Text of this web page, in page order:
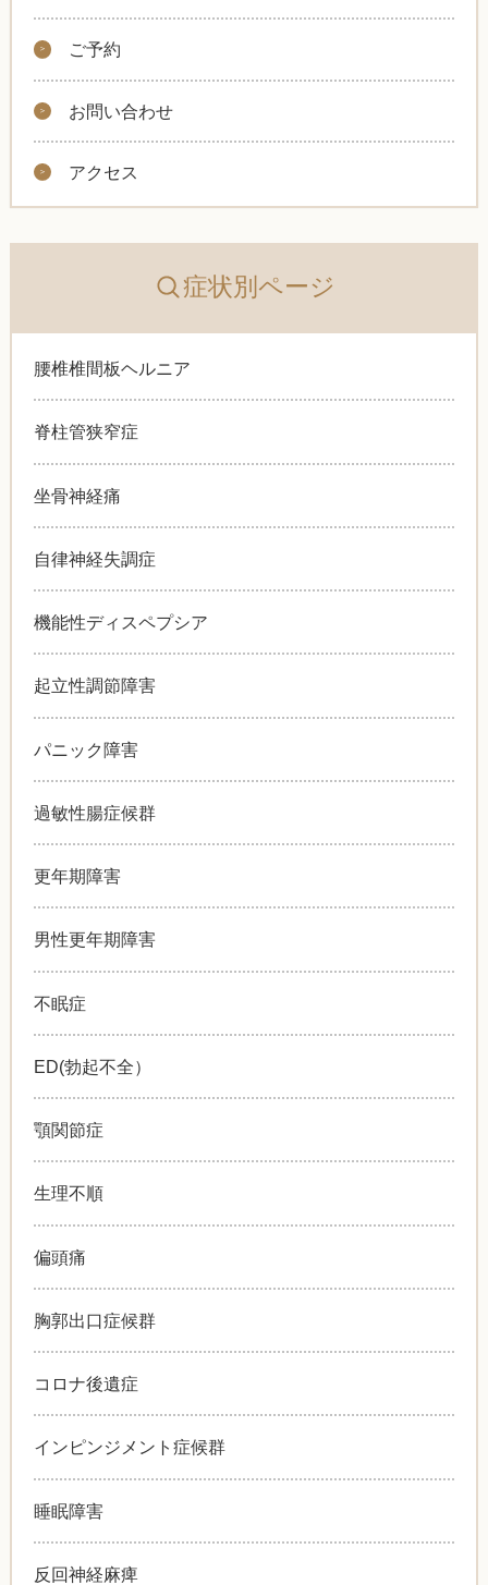
ご予約
お問い合わせ
アクセス
症状別ページ
腰椎椎間板ヘルニア
脊柱管狭窄症
坐骨神経痛
自律神経失調症
機能性ディスペプシア
起立性調節障害
パニック障害
過敏性腸症候群
更年期障害
男性更年期障害
不眠症
ED(勃起不全）
顎関節症
生理不順
偏頭痛
胸郭出口症候群
コロナ後遺症
インピンジメント症候群
睡眠障害
反回神経麻痺